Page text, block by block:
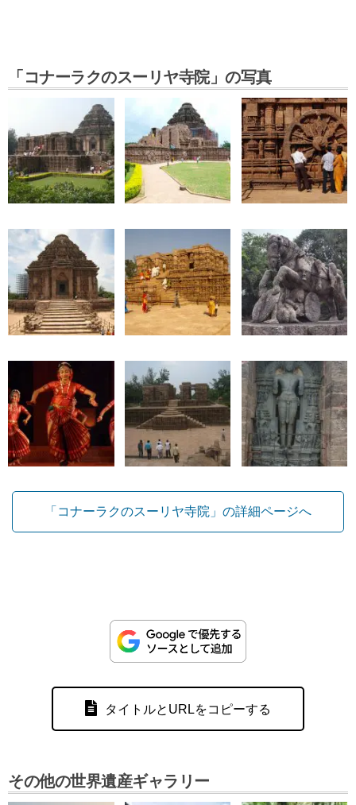
「コナーラクのスーリヤ寺院」の写真
「コナーラクのスーリヤ寺院」の詳細ページへ
タイトルとURLをコピーする
その他の世界遺産ギャラリー